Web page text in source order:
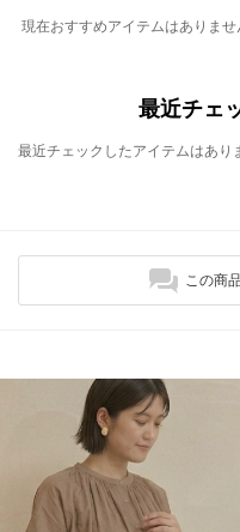
現在おすすめアイテムはありませ
最近チェ
最近チェックしたアイテムはあり
この商